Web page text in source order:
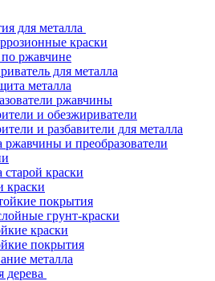
для металла
краски
ржавчине
для металла
металла
ржавчины
и обезжириватели
и разбавители для металла
и преобразователи
краски
покрытия
грунт-краски
краски
покрытия
металла
дерева